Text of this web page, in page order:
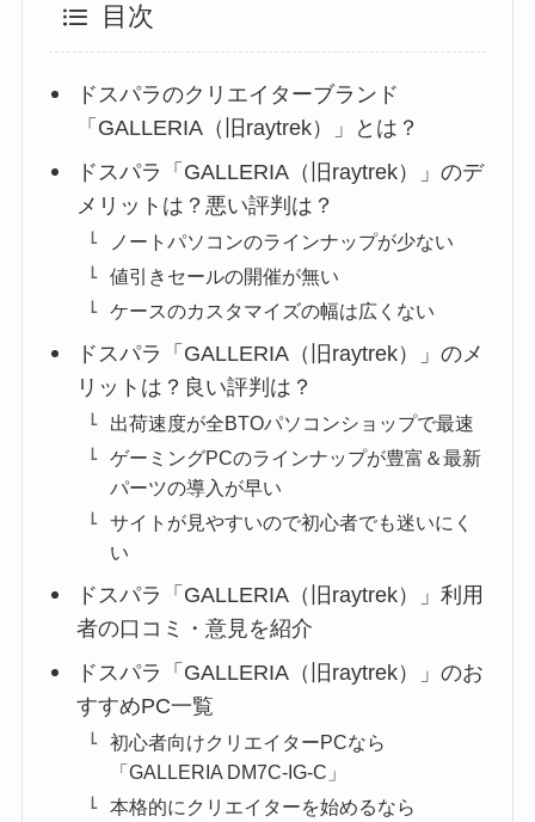
目次
ドスパラのクリエイターブランド
「GALLERIA（旧raytrek）」とは？
ドスパラ「GALLERIA（旧raytrek）」のデ
メリットは？悪い評判は？
ノートパソコンのラインナップが少ない
値引きセールの開催が無い
ケースのカスタマイズの幅は広くない
ドスパラ「GALLERIA（旧raytrek）」のメ
リットは？良い評判は？
出荷速度が全BTOパソコンショップで最速
ゲーミングPCのラインナップが豊富＆最新
パーツの導入が早い
サイトが見やすいので初心者でも迷いにく
い
ドスパラ「GALLERIA（旧raytrek）」利用
者の口コミ・意見を紹介
ドスパラ「GALLERIA（旧raytrek）」のお
すすめPC一覧
初心者向けクリエイターPCなら
「GALLERIA DM7C-IG-C」
本格的にクリエイターを始めるなら